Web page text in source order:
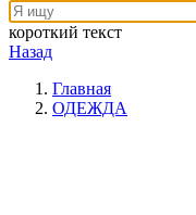
короткий текст
Назад
Главная
ОДЕЖДА